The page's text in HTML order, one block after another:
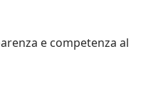
e competenza al